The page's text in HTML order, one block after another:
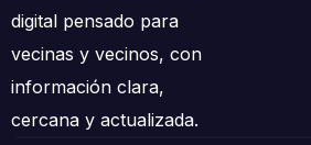
digital pensado para
vecinas y vecinos, con
información clara,
cercana y actualizada.